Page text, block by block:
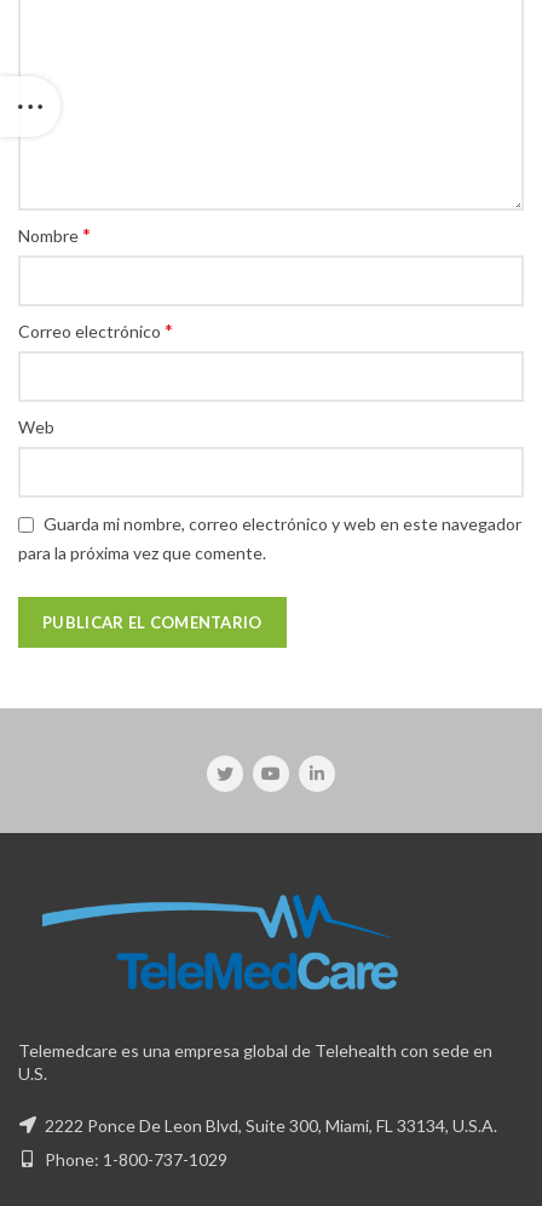
Nombre*
Correo electrónico *
Web
Guarda mi nombre, correo electrónico y web en este navegador
para la próxima vez que comente.
Telemedcare es una empresa global de Telehealth con sede en
U.S.
2222 Ponce De Leon Blvd, Suite 300, Miami, FL 33134, U.S.A.
Phone: 1-800-737-1029